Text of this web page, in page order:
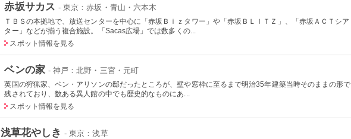
赤坂サカス - 東京：赤坂・青山・六本木
ＴＢＳの本拠地で、放送センターを中心に「赤坂Ｂｉｚタワー」や「赤坂ＢＬＩＴＺ」、「赤坂ＡＣＴシア
ター」などが揃う複合施設。「Sacas広場」では数多くの...
スポット情報を見る
ベンの家 - 神戸：北野・三宮・元町
英国の狩猟家、ベン・アリソンの邸だったところが、壁や窓枠に至るまで明治35年建築当時そのままの形で
残されており、数ある異人館の中でも歴史的なものにあ...
スポット情報を見る
浅草花やしき - 東京：浅草